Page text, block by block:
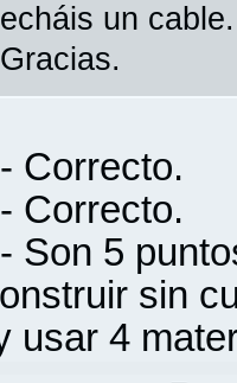
echáis un cable.
Gracias.
Correcto.
Correcto.
Son 5
sin
usar 4